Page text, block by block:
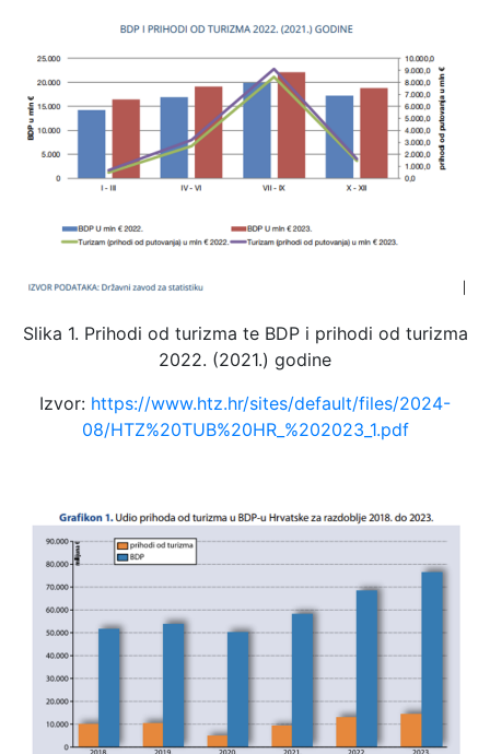
Slika 1. Prihodi od turizma te BDP i prihodi od turizma
2022. (2021.) godine
Izvor: https://www.htz.hr/sites/default/files/2024-
08/HTZ%20TUB%20HR_%202023_1.pdf